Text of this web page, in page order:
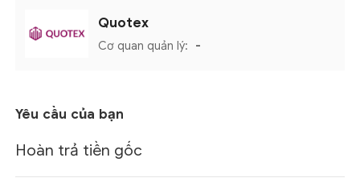
Quotex
Cơ quan quản lý: -
Yêu cầu của bạn
Hoàn trả tiền gốc